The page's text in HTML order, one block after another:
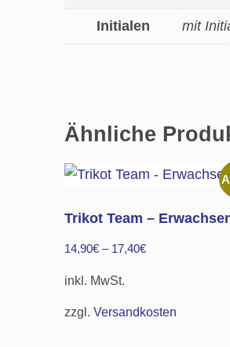
Initialen mit
Ähnliche
Trikot Team –
14,90€ – 17,40€
inkl. MwSt.
zzgl. Versandkosten